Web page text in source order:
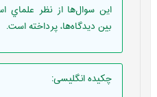
اين سوال‌ها از نظر علماي
بين ديدگاه‌ها، پرداخته است.
چکیده انگلیسی: